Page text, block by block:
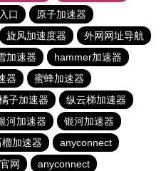
口
原子加速器
旋风加速度器
外网网址导航
加速器
hammer加速器
器
蜜蜂加速器
子加速器
纵云梯加速器
河加速器
银河加速器
加速器
anyconnect
网 anyconnect